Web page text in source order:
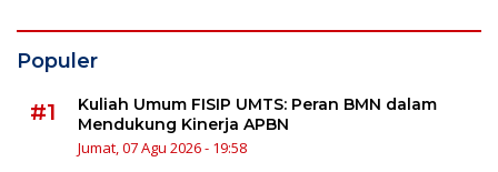
Populer
#1
Kuliah Umum FISIP UMTS: Peran BMN dalam
Mendukung Kinerja APBN
Jumat, 07 Agu 2026 - 19:58